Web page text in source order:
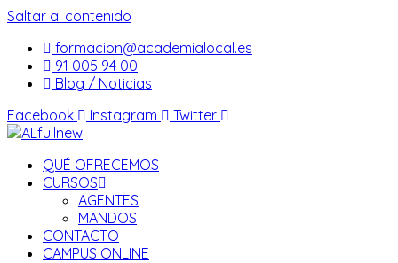
Saltar al contenido
formacion@academialocal.es
91 005 94 00
Blog / Noticias
Facebook
Instagram Twitter
QUÉ OFRECEMOS
CURSOS
AGENTES
MANDOS
CONTACTO
CAMPUS ONLINE